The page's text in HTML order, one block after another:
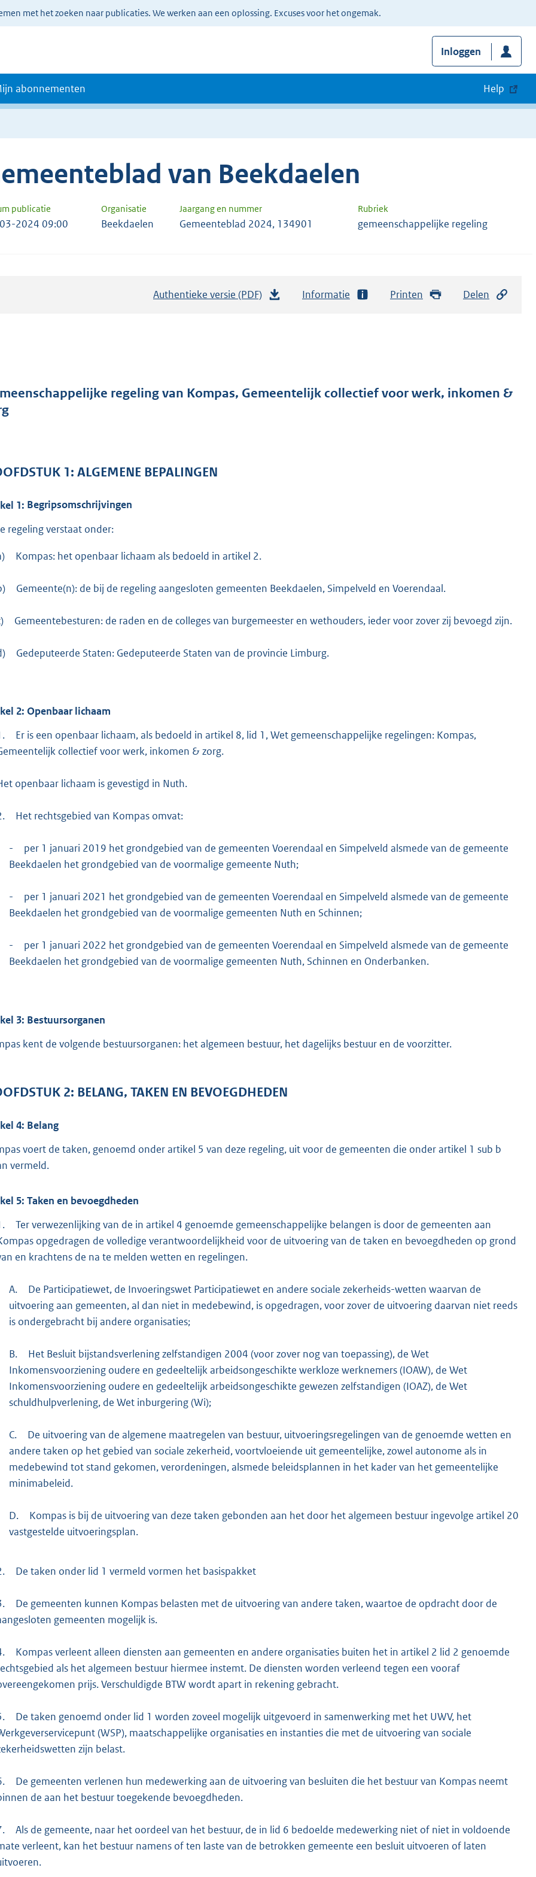
met het zoeken naar publicaties. We werken aan een oplossing. Excuses voor het ongemak.
Inloggen
abonnementen Help
van Beekdaelen
publicatie Organisatie Jaargang en nummer Rubriek
2024 09:00 Beekdaelen Gemeenteblad 2024, 134901 gemeenschappelijke regeling
Authentieke versie (PDF)
d
0
b
Informatie Printen Delen
regeling van Kompas, Gemeentelijk collectief voor werk, inkomen &
1: ALGEMENE BEPALINGEN
1: Begripsomschrijvingen
regeling verstaat onder:
Kompas: het openbaar lichaam als bedoeld in artikel 2.
Gemeente(n): de bij de regeling aangesloten gemeenten Beekdaelen, Simpelveld en Voerendaal.
Gemeentebesturen: de raden en de colleges van burgemeester en wethouders, ieder voor zover zij bevoegd zijn.
Gedeputeerde Staten: Gedeputeerde Staten van de provincie Limburg.
2: Openbaar lichaam
Er is een openbaar lichaam, als bedoeld in artikel 8, lid 1, Wet gemeenschappelijke regelingen: Kompas,
collectief voor werk, inkomen & zorg.
openbaar lichaam is gevestigd in Nuth.
Het rechtsgebied van Kompas omvat:
-
per 1 januari 2019 het grondgebied van de gemeenten Voerendaal en Simpelveld alsmede van de gemeente
Beekdaelen het grondgebied van de voormalige gemeente Nuth;
-
per 1 januari 2021 het grondgebied van de gemeenten Voerendaal en Simpelveld alsmede van de gemeente
Beekdaelen het grondgebied van de voormalige gemeenten Nuth en Schinnen;
-
per 1 januari 2022 het grondgebied van de gemeenten Voerendaal en Simpelveld alsmede van de gemeente
Beekdaelen het grondgebied van de voormalige gemeenten Nuth, Schinnen en Onderbanken.
3: Bestuursorganen
kent de volgende bestuursorganen: het algemeen bestuur, het dagelijks bestuur en de voorzitter.
2: BELANG, TAKEN EN BEVOEGDHEDEN
4: Belang
voert de taken, genoemd onder artikel 5 van deze regeling, uit voor de gemeenten die onder artikel 1 sub b
vermeld.
5: Taken en bevoegdheden
Ter verwezenlijking van de in artikel 4 genoemde gemeenschappelijke belangen is door de gemeenten aan
opgedragen de volledige verantwoordelijkheid voor de uitvoering van de taken en bevoegdheden op grond
en krachtens de na te melden wetten en regelingen.
A.
De Participatiewet, de Invoeringswet Participatiewet en andere sociale zekerheids-wetten waarvan de
uitvoering aan gemeenten, al dan niet in medebewind, is opgedragen, voor zover de uitvoering daarvan niet reeds
is ondergebracht bij andere organisaties;
B.
Het Besluit bijstandsverlening zelfstandigen 2004 (voor zover nog van toepassing), de Wet
Inkomensvoorziening oudere en gedeeltelijk arbeidsongeschikte werkloze werknemers (IOAW), de Wet
Inkomensvoorziening oudere en gedeeltelijk arbeidsongeschikte gewezen zelfstandigen (IOAZ), de Wet
schuldhulpverlening, de Wet inburgering (Wi);
C.
De uitvoering van de algemene maatregelen van bestuur, uitvoeringsregelingen van de genoemde wetten en
andere taken op het gebied van sociale zekerheid, voortvloeiende uit gemeentelijke, zowel autonome als in
medebewind tot stand gekomen, verordeningen, alsmede beleidsplannen in het kader van het gemeentelijke
minimabeleid.
D.
Kompas is bij de uitvoering van deze taken gebonden aan het door het algemeen bestuur ingevolge artikel 20
vastgestelde uitvoeringsplan.
De taken onder lid 1 vermeld vormen het basispakket
De gemeenten kunnen Kompas belasten met de uitvoering van andere taken, waartoe de opdracht door de
gemeenten mogelijk is.
Kompas verleent alleen diensten aan gemeenten en andere organisaties buiten het in artikel 2 lid 2 genoemde
als het algemeen bestuur hiermee instemt. De diensten worden verleend tegen een vooraf
prijs. Verschuldigde BTW wordt apart in rekening gebracht.
De taken genoemd onder lid 1 worden zoveel mogelijk uitgevoerd in samenwerking met het UWV, het
(WSP), maatschappelijke organisaties en instanties die met de uitvoering van sociale
zijn belast.
De gemeenten verlenen hun medewerking aan de uitvoering van besluiten die het bestuur van Kompas neemt
de aan het bestuur toegekende bevoegdheden.
Als de gemeente, naar het oordeel van het bestuur, de in lid 6 bedoelde medewerking niet of niet in voldoende
verleent, kan het bestuur namens of ten laste van de betrokken gemeente een besluit uitvoeren of laten